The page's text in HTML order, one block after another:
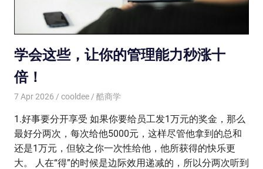
学会这些，让你的管理能力秒涨十
倍！
7 Apr 2026 cooldee 酷商学
1.好事要分开享受 如果你要给员工发1万元的奖金，那么
最好分两次，每次给他5000元，这样尽管他拿到的总和
还是1万元，但较之你一次性给他，他所获得的快乐更
大。 人在“得”的时候是边际效用递减的，所以分两次听到